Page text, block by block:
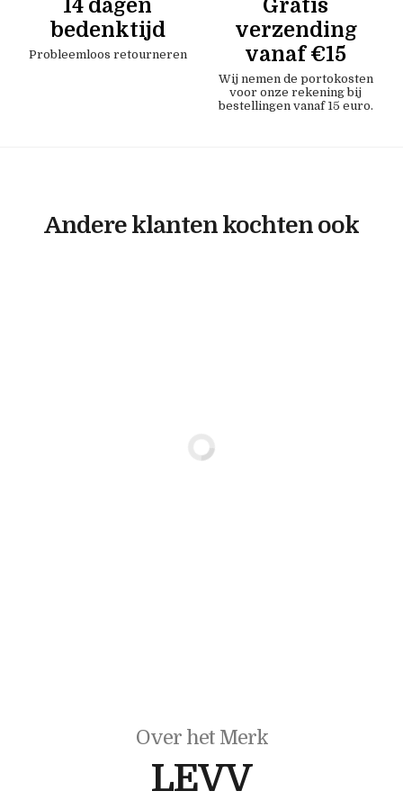
14 dagen
bedenktijd
Probleemloos retourneren
Gratis
verzending
vanaf €15
Wij nemen de portokosten
voor onze rekening bij
bestellingen vanaf 15 euro.
Andere klanten kochten ook
Over het Merk
LEVV